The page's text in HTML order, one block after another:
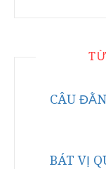
CÂU
BÁT VỊ